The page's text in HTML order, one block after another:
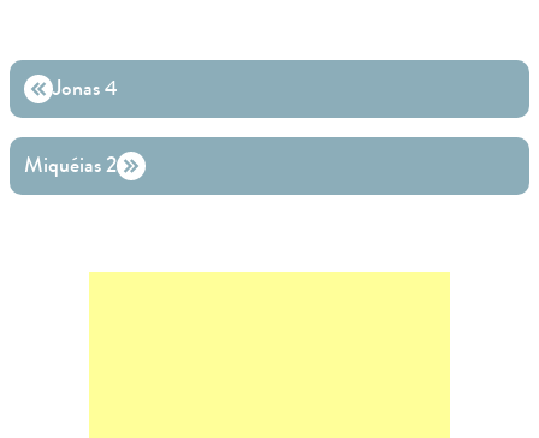
Jonas 4
Miquéias 2